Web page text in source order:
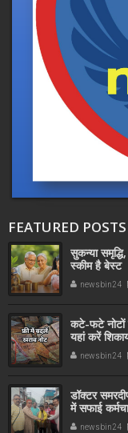
FEATURED POSTS
सुकन्या
स्कीम है बेस्ट
newsbin24
कटे-फटे नोटों
यहां करें
newsbin24
डॉक्टर
में सफाई
सहयोग किया
newsbin24